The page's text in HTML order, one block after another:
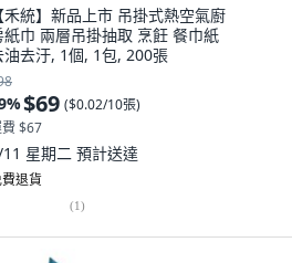
【禾統】新品上市 吊掛式熱空氣廚
紙巾 兩層吊掛抽取 烹飪 餐巾紙
油去汙, 1個, 1包, 200張
%$69 ($0.02/10張)
$67
星期二 預計送達
退貨
(1)